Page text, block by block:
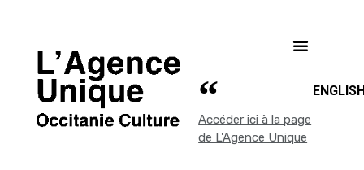
Accéder ici à la page
de L'Agence Unique